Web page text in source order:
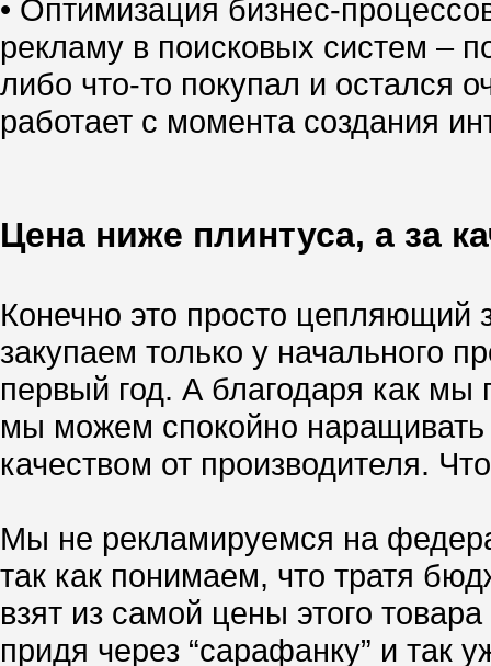
• Оптимизация бизнес-
рекламу в поисковых систем –
либо что-то покупал и остался
работает с момента создания
Цена ниже плинтуса, а за
Конечно это просто цепляющий
закупаем только у начального
первый год. А благодаря как
мы можем спокойно наращивать
качеством от производителя.
Мы не рекламируемся на
так как понимаем, что тратя
взят из самой цены этого
придя через “сарафанку” и так